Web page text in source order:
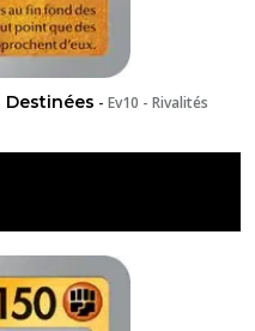
Destinées -Ev10 - Rivalités